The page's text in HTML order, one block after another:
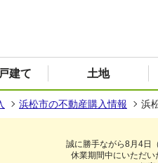
建て 土地
浜松市の不動産購入情報 浜
誠に勝手ながら8月4日
休業期間中にいただい